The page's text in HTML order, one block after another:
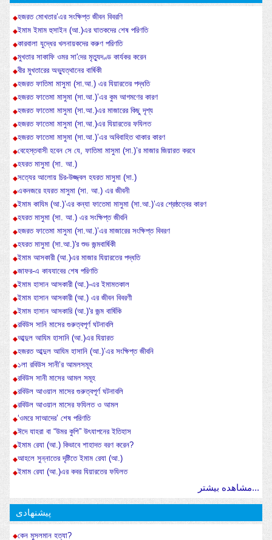
হজরত মোখতার’এর সংক্ষিপ্ত জীবন বিবরণি
ইমাম ইমাম হুসাইন (আ.)এর ঘাতকদের শেষ পরিণতি
কারবালা যুদ্ধের খলনায়কদের করুণ পরিণতি
মুখতার সাকাফি ওমর সা'দের মৃত্যুদণ্ড কার্যকর করেন
বীর মুখতারের অভ্যুত্থানের বার্ষিকী
হজরত ফাতিমা মাসুমা (সা.আ.) এর যিয়ারতের পদ্ধতি
হজরত ফাতেমা মাসুমা (সা.আ.)’এর কুম আগমণের কারণ
হজরত ফাতেমা মাসুমা (সা.আ.)এর মাজারের কিছু দৃশ্য
হজরত ফাতেমা মাসুমা (সা.আ.)এর যিয়ারতের ফযিলত
হজরত ফাতেমা মাসুমা (সা.আ.)’এর অবিবাহিত থাকার কারণ
বেহেস্তবাসী হবেন সে যে, ফাতিমা মাসুমা (সা.)’র মাজার জিয়ারত করবে
হযরত মাসুমা (সা. আ.)
সত্যের আলোয় চির-উজ্জ্বল হযরত মাসুমা (সা.)
একনজরে হযরত মাসুমা (সা. আ.) এর জীবনী
ইমাম কাযিম (আ.)’এর কন্যা ফাতেমা মাসুমা (সা.আ.)’এর শ্রেষ্ঠত্বের কারণ
হযরত মাসুমা (সা. আ.) এর সংক্ষিপ্ত জীবনি
হজরত ফাতেমা মাসুমা (সা.আ.)’এর মাজারের সংক্ষিপ্ত বিবরণ
হযরত মাসুমা (সা.আ.)'র শুভ জন্মবার্ষিকী
ইমাম আসকারী (আ.)এর মাজার যিয়ারতের পদ্ধতি
জাফর-এ কাযযাবের শেষ পরিণতি
ইমাম হাসান আসকারী (আ.)-এর ইমামতকাল
ইমাম হাসান আসকারী (আ.) এর জীবন বিবরণী
ইমাম হাসান আসকারি (আ.)'র জন্ম বার্ষিকি
রবিউস সানি মাসের গুরুত্বপূর্ণ ঘটনাবলি
আব্দুল আযিম হাসানি (আ.)এর যিয়ারত
হজরত আব্দুল আযিম হাসানি (আ.)’এর সংক্ষিপ্ত জীবনি
১লা রবিউস সানী’র আমলসমূহ
রবিউস সানী মাসের আমল সমূহ
রবিউল আওয়াল মাসের গুরুত্বপূর্ণ ঘটনাবলি
রবিউল আওয়াল মাসের ফযিলত ও আমল
‘ওমরে সাআদের’ শেষ পরিণতি
ঈদে যাহরা বা “উমর কুশি” উৎযাপনের ইতিহাস
ইমাম রেযা (আ.) কিভাবে শাহাদত বরণ করেন?
আহলে সুন্নাতের দৃষ্টিতে ইমাম রেযা (আ.)
ইমাম রেযা (আ.)এর কবর যিয়ারতের ফযিলত
مشاهده بیشتر...
پیشنهادی
কেন মুসলমান হত্যা?